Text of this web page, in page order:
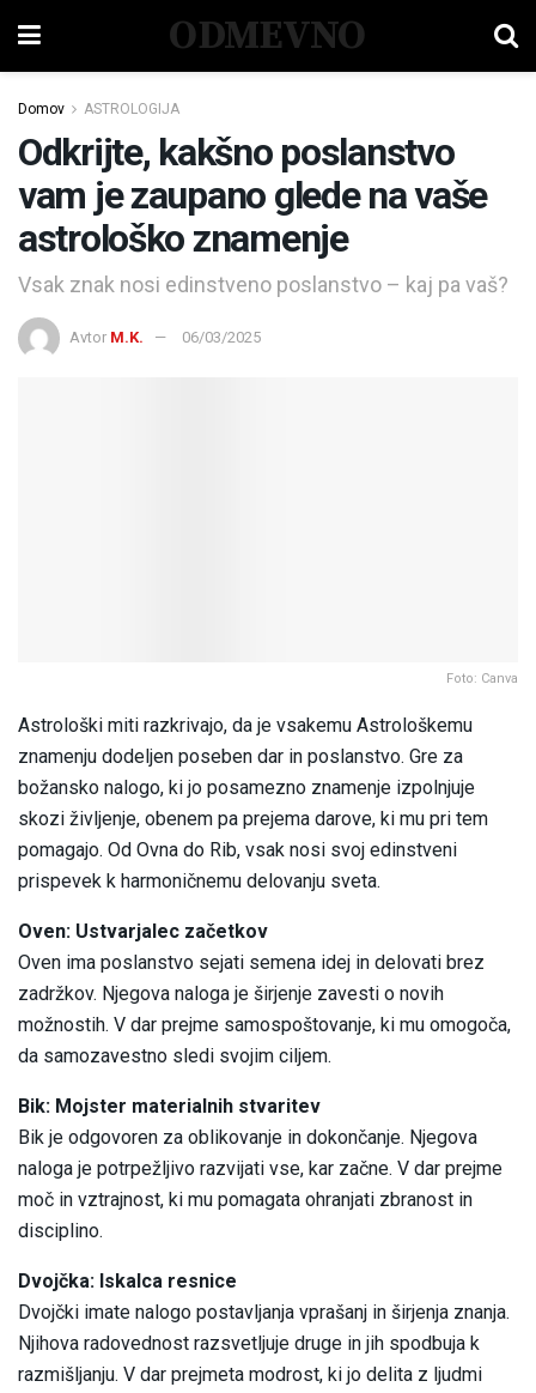
ODMEVNO
Domov ASTROLOGIJA
Odkrijte, kakšno poslanstvo
vam je zaupano glede na vaše
astrološko znamenje
Vsak znak nosi edinstveno poslanstvo – kaj pa vaš?
Avtor M.K. 06/03/2025
Foto: Canva
Astrološki miti razkrivajo, da je vsakemu Astrološkemu
znamenju dodeljen poseben dar in poslanstvo. Gre za
božansko nalogo, ki jo posamezno znamenje izpolnjuje
skozi življenje, obenem pa prejema darove, ki mu pri tem
pomagajo. Od Ovna do Rib, vsak nosi svoj edinstveni
prispevek k harmoničnemu delovanju sveta.
Oven: Ustvarjalec začetkov
Oven ima poslanstvo sejati semena idej in delovati brez
zadržkov. Njegova naloga je širjenje zavesti o novih
možnostih. V dar prejme samospoštovanje, ki mu omogoča,
da samozavestno sledi svojim ciljem.
Bik: Mojster materialnih stvaritev
Bik je odgovoren za oblikovanje in dokončanje. Njegova
naloga je potrpežljivo razvijati vse, kar začne. V dar prejme
moč in vztrajnost, ki mu pomagata ohranjati zbranost in
disciplino.
Dvojčka: Iskalca resnice
Dvojčki imate nalogo postavljanja vprašanj in širjenja znanja.
Njihova radovednost razsvetljuje druge in jih spodbuja k
razmišljanju. V dar prejmeta modrost, ki jo delita z ljudmi